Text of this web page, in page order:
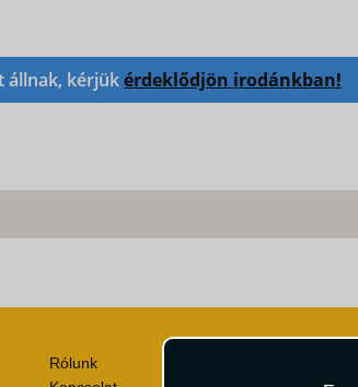
állnak, kérjükérdeklődjön irodánkban!
Rólunk